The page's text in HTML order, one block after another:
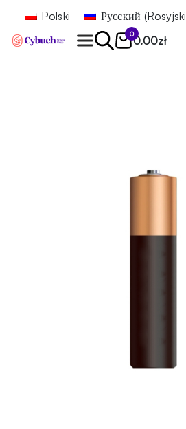
Polski Русский (Rosyjski
0
0.00zł